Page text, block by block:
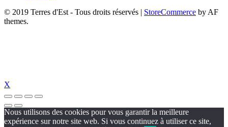
© 2019 Terres d'Est - Tous droits réservés
StoreCommerce by AF
themes.
X
Nous utilisons des cookies pour vous garantir la meilleure
expérience sur notre site web. Si vous continuez à utiliser ce site,